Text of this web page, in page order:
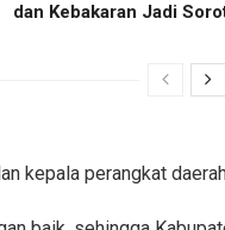
dan Kebakaran Jadi
kepala perangkat